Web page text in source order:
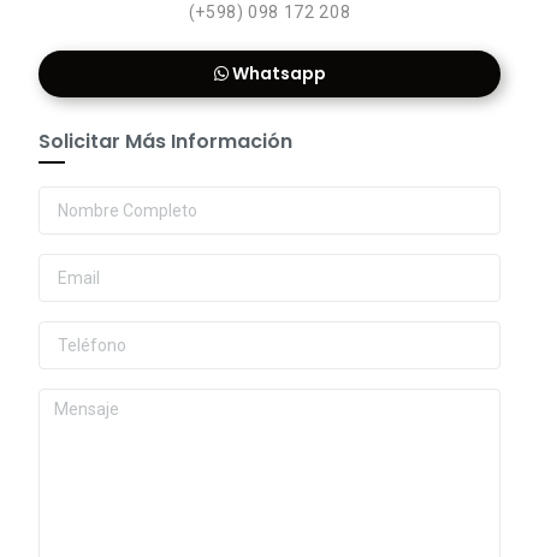
(+598) 098 172 208
Whatsapp
Solicitar Más Información